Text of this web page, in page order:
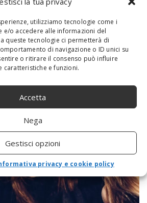
utilizziamo tecnologie come i
e/o accedere alle informazioni del
queste tecnologie ci permetterà di
di navigazione o ID unici su
o ritirare il consenso può influire
caratteristiche e funzioni.
Accetta
Nega
Gestisci opzioni
privacy e cookie policy
i migliori posti dove